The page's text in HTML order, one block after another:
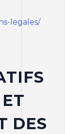
legales/
DES